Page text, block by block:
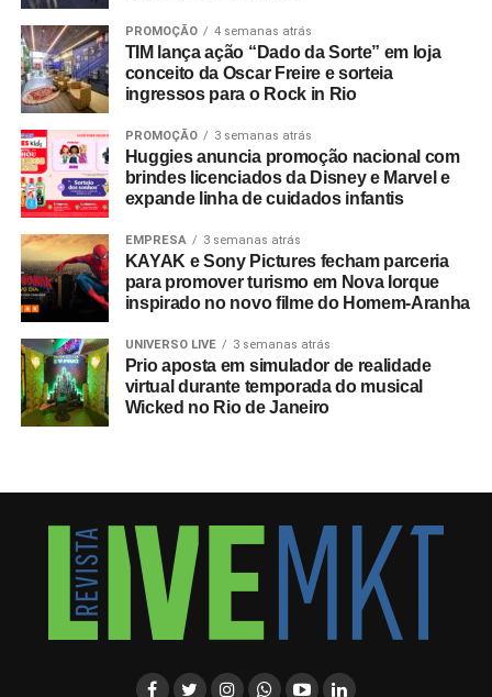
PROMOÇÃO 4 semanas atrás
TIM lança ação “Dado da Sorte” em loja
conceito da Oscar Freire e sorteia
ingressos para o Rock in Rio
PROMOÇÃO 3 semanas atrás
Huggies anuncia promoção nacional com
brindes licenciados da Disney e Marvel e
expande linha de cuidados infantis
EMPRESA 3 semanas atrás
KAYAK e Sony Pictures fecham parceria
para promover turismo em Nova Iorque
inspirado no novo filme do Homem-Aranha
UNIVERSO LIVE 3 semanas atrás
Prio aposta em simulador de realidade
virtual durante temporada do musical
Wicked no Rio de Janeiro